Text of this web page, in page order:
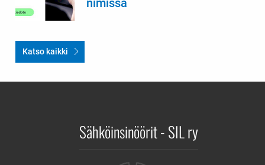
Katso kaikki
Sähköinsinöörit - SIL ry